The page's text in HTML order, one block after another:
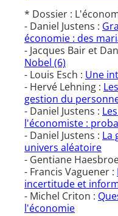
* Dossier :
- Daniel Justens :
économie : des
- Jacques Bair et
Nobel (6)
- Louis Esch : Une
- Hervé Lehning :
gestion du
- Daniel Justens :
l'économiste :
- Daniel Justens : La
univers aléatoire
- Gentiane
- Francis Vaguener :
incertitude et
- Michel Criton :
l'économie